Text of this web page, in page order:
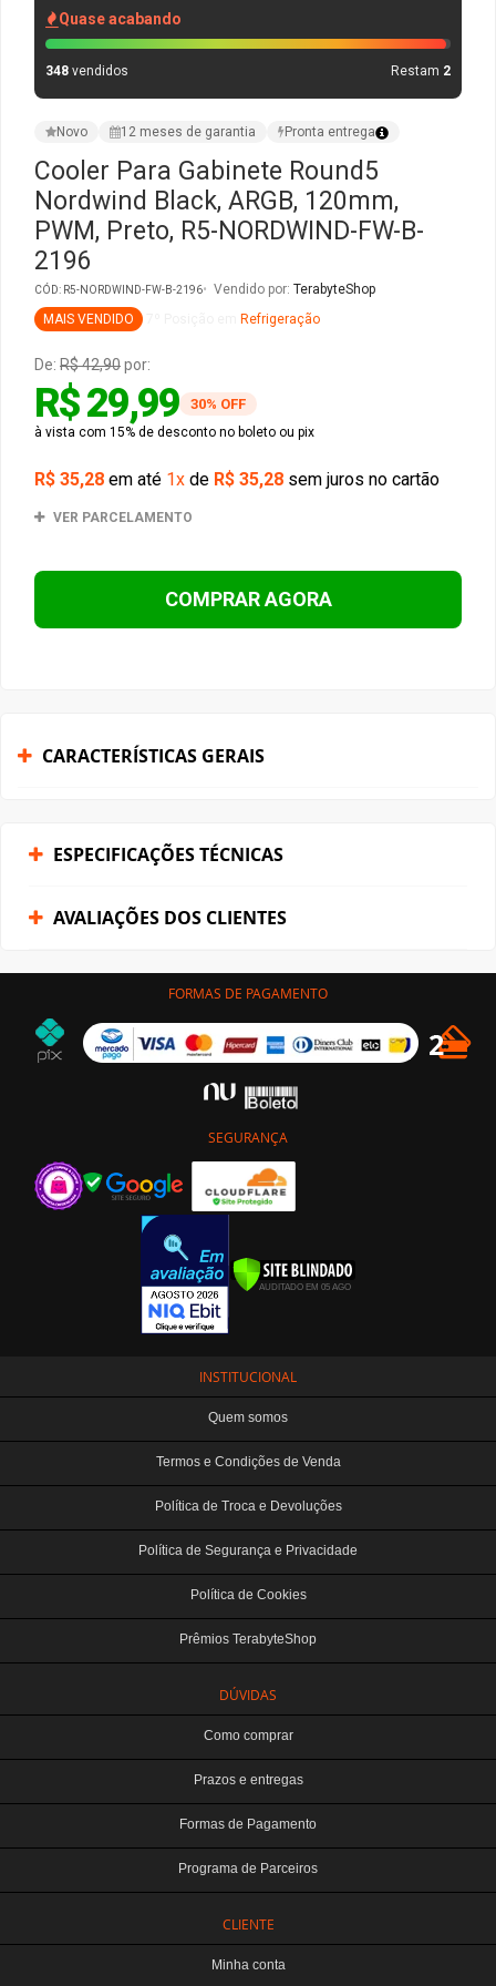
Quase acabando
348 vendidos Restam 2
Novo 12 meses de garantia Pronta entrega
Cooler Para Gabinete Round5
Nordwind Black, ARGB, 120mm,
PWM, Preto, R5-NORDWIND-FW-B-
2196
CÓD: R5-NORDWIND-FW-B-2196 Vendido por: TerabyteShop
MAIS VENDIDO
Refrigeração
De: R$ 42,90por:
R$ 29,99 30% OFF
à vista com 15% de desconto no boleto ou pix
R$ 35,28 em até 1x de R$ 35,28 sem juros no cartão
VER PARCELAMENTO
COMPRAR AGORA
CARACTERÍSTICAS GERAIS
ESPECIFICAÇÕES TÉCNICAS
AVALIAÇÕES DOS CLIENTES
FORMAS DE PAGAMENTO
SEGURANÇA
INSTITUCIONAL
Quem somos
Termos e Condições de Venda
Política de Troca e Devoluções
Política de Segurança e Privacidade
Política de Cookies
Prêmios TerabyteShop
DÚVIDAS
Como comprar
Prazos e entregas
Formas de Pagamento
Programa de Parceiros
CLIENTE
Minha conta
Gabinete Liketec
Fonte Thermaltake
Ver Todos